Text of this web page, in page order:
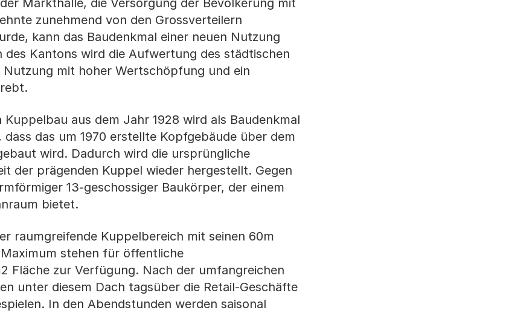
Markthalle, die Versorgung der Bevölkerung mit
zunehmend von den Grossverteilern
kann das Baudenkmal einer neuen Nutzung
des Kantons wird die Aufwertung des städtischen
mit hoher Wertschöpfung und ein
aus dem Jahr 1928 wird als Baudenkmal
das um 1970 erstellte Kopfgebäude über dem
wird. Dadurch wird die ursprüngliche
der prägenden Kuppel wieder hergestellt. Gegen
13-geschossiger Baukörper, der einem
bietet.
raumgreifende Kuppelbereich mit seinen 60m
stehen für öffentliche
Fläche zur Verfügung. Nach der umfangreichen
unter diesem Dach tagsüber die Retail-Geschäfte
In den Abendstunden werden saisonal